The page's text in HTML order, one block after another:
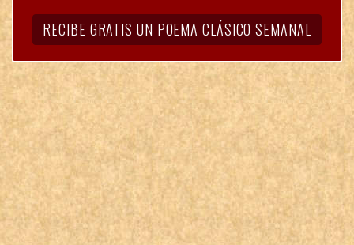
RECIBE GRATIS UN POEMA CLÁSICO SEMANAL